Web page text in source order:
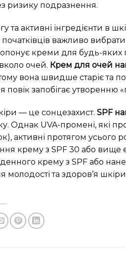
ризику подразнення.
активні інгредієнти в
важливо
креми для будь-яких
очей. Крем для очей
вона швидше старіє та
запобігає утворенню
— це сонцезахист. SPF
UVA-промені, які
активні протягом усього
крему з SPF 30 або
крему з SPF або
та здоров’я